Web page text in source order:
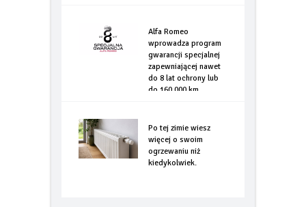
Alfa Romeo
wprowadza program
gwarancji specjalnej
zapewniającej nawet
do 8 lat ochrony lub
Po tej zimie wiesz
więcej o swoim
ogrzewaniu niż